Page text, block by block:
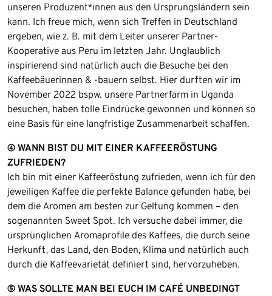
unseren Produzent*innen aus den Ursprungsländern sein
kann. Ich freue mich, wenn sich Treffen in Deutschland
ergeben, wie z. B. mit dem Leiter unserer Partner-
Kooperative aus Peru im letzten Jahr. Unglaublich
inspirierend sind natürlich auch die Besuche bei den
Kaffeebäuerinnen & -bauern selbst. Hier durften wir im
November 2022 bspw. unsere Partnerfarm in Uganda
besuchen, haben tolle Eindrücke gewonnen und können so
eine Basis für eine langfristige Zusammenarbeit schaffen.
④ WANN BIST DU MIT EINER KAFFEERÖSTUNG
ZUFRIEDEN?
Ich bin mit einer Kaffeeröstung zufrieden, wenn ich für den
jeweiligen Kaffee die perfekte Balance gefunden habe, bei
dem die Aromen am besten zur Geltung kommen – den
sogenannten Sweet Spot. Ich versuche dabei immer, die
ursprünglichen Aromaprofile des Kaffees, die durch seine
Herkunft, das Land, den Boden, Klima und natürlich auch
durch die Kaffeevarietät definiert sind, hervorzuheben.
⑤ WAS SOLLTE MAN BEI EUCH IM CAFÉ UNBEDINGT